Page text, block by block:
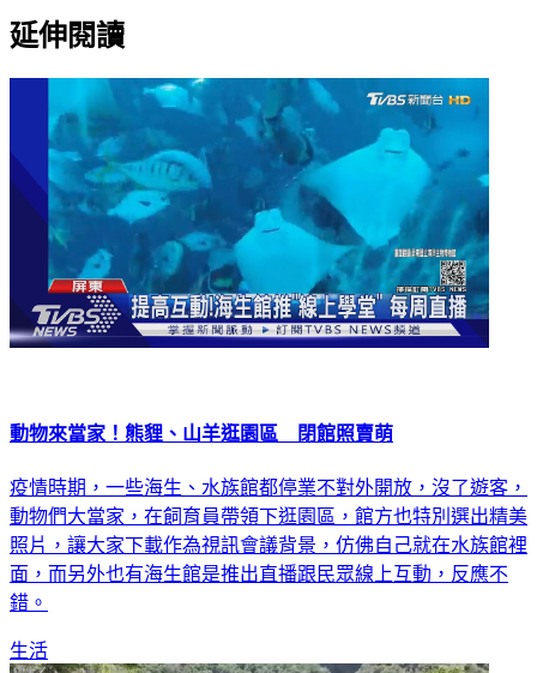
延伸閱讀
動物來當家！熊貍、山羊逛園區 閉館照賣萌
疫情時期，一些海生、水族館都停業不對外開放，沒了遊客，
動物們大當家，在飼育員帶領下逛園區，館方也特別選出精美
照片，讓大家下載作為視訊會議背景，仿佛自己就在水族館裡
面，而另外也有海生館是推出直播跟民眾線上互動，反應不
錯。
生活